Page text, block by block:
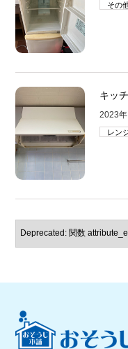
その
キッ
2023
レン